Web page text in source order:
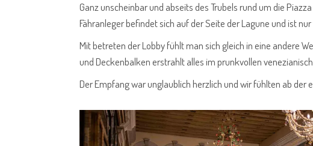
Ganz unscheinbar und abseits des Trubels rund um die
Fähranleger befindet sich auf der Seite der Lagune und ist
Mit betreten der Lobby fühlt man sich gleich in eine andere
und Deckenbalken erstrahlt alles im prunkvollen
Der Empfang war unglaublich herzlich und wir fühlten ab der